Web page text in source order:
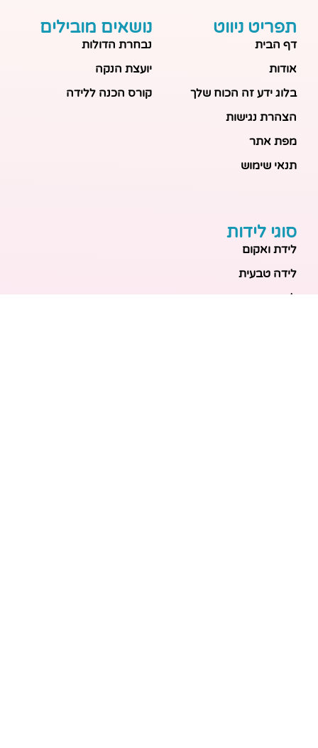
תפריט ניווט
דף הבית
אודות
בלוג ידע זה הכוח שלך
הצהרת נגישות
מפת אתר
תנאי שימוש
נושאים מובילים
נבחרת הדולות
יועצת הנקה
קורס הכנה ללידה
סוגי לידות
לידת ואקום
לידה טבעית
לידה בבית